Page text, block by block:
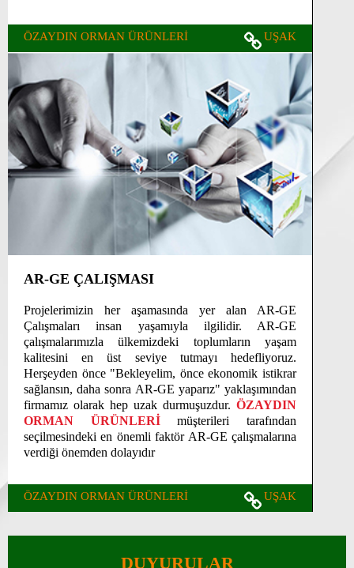
ÖZAYDIN ORMAN ÜRÜNLERİ UŞAK
AR-GE ÇALIŞMASI
Projelerimizin her aşamasında yer alan AR-GE
Çalışmaları insan yaşamıyla ilgilidir. AR-GE
çalışmalarımızla ülkemizdeki toplumların yaşam
kalitesini en üst seviye tutmayı hedefliyoruz.
Herşeyden önce "Bekleyelim, önce ekonomik istikrar
sağlansın, daha sonra AR-GE yaparız" yaklaşımından
firmamız olarak hep uzak durmuşuzdur. ÖZAYDIN
ORMAN ÜRÜNLERİmüşterileri tarafından
seçilmesindeki en önemli faktör AR-GE çalışmalarına
verdiği önemden dolayıdır
ÖZAYDIN ORMAN ÜRÜNLERİ UŞAK
DUYURULAR